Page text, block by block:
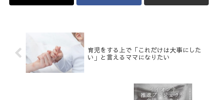
育児をする上で「これだけは大事にした
い」と言えるママになりたい